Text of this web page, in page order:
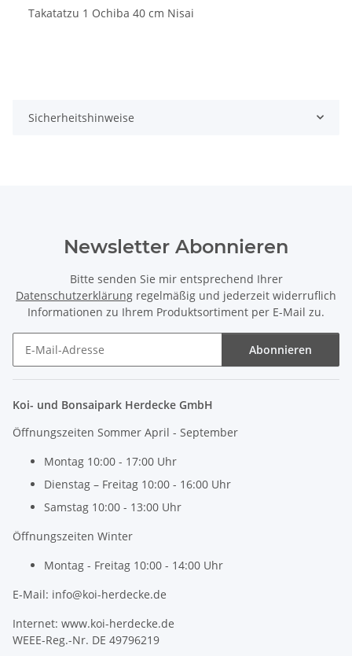
Takatatzu 1 Ochiba 40 cm Nisai
Sicherheitshinweise
Newsletter Abonnieren
Bitte senden Sie mir entsprechend Ihrer
Datenschutzerklärung regelmäßig und jederzeit widerruflich
Informationen zu Ihrem Produktsortiment per E-Mail zu.
Abonnieren
Koi- und Bonsaipark Herdecke GmbH
Öffnungszeiten Sommer April - September
Montag 10:00 - 17:00 Uhr
Dienstag – Freitag 10:00 - 16:00 Uhr
Samstag 10:00 - 13:00 Uhr
Öffnungszeiten Winter
Montag - Freitag 10:00 - 14:00 Uhr
E-Mail: info@koi-herdecke.de
Internet: www.koi-herdecke.de
WEEE-Reg.-Nr. DE 49796219